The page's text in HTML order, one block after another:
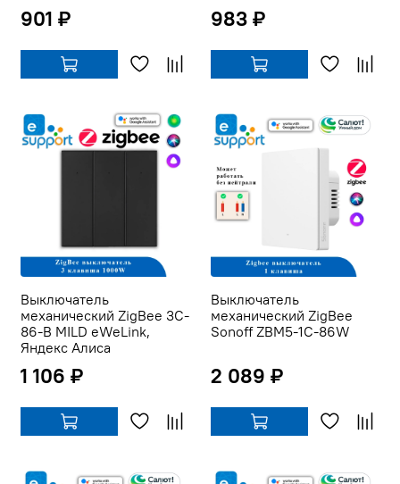
901 ₽ 983 ₽
Выключатель
механический ZigBee 3C-
86-B MILD eWeLink,
Яндекс Алиса
1 106 ₽
Выключатель
механический ZigBee
Sonoff ZBM5-1C-86W
2 089 ₽